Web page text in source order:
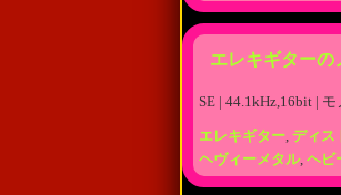
エレキギターの
SE | 44.1kHz,16bit | モ
エレキギター, ディス
ヘヴィーメタル, ヘビ